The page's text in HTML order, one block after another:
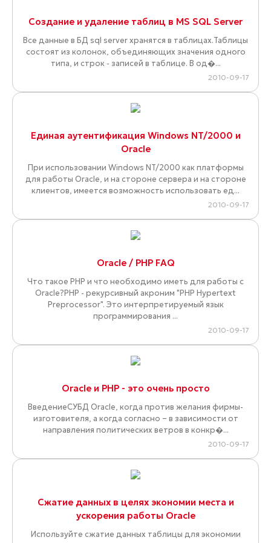
Создание и удаление таблиц в MS SQL Server
Все данные в БД sql server хранятся в таблицах.Таблицы
состоят из колонок, объединяющих значения одного
типа, и строк - записей в таблице. В од�...
2010-09-17
Единая аутентификация Windows NT/2000 и
Oracle
При использовании Windows NT/2000 как платформы
для работы Oracle, и на стороне сервера и на стороне
клиентов, имеется возможность использовать ед...
2010-09-17
Oracle / PHP FAQ
Что такое PHP и что необходимо иметь для работы с
Oracle?PHP - рекурсивный акроним "PHP Hypertext
Preprocessor". Это интерпретируемый язык
программирования ...
2010-09-17
Oracle и PHP - это очень просто
ВведениеСУБД Oracle, когда против желания фирмы-
изготовителя, а когда согласно – в зависимости от
направления политических ветров в конкр�...
2010-09-17
Сжатие данных в целях экономии места и
ускорения работы Oracle
Используйте сжатие данных таблицы для экономии